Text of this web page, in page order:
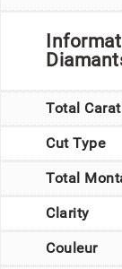
Total
Cut Type
Total
Clarity
Couleur